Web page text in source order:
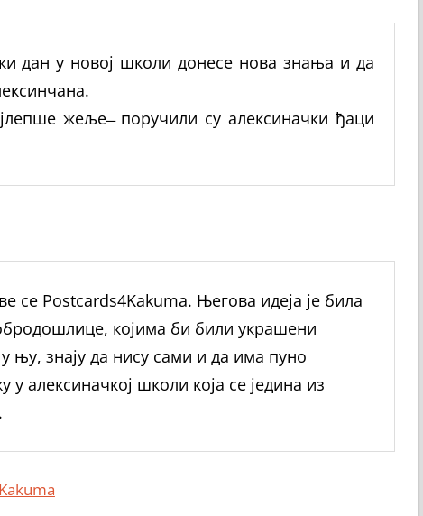
дан у новој школи донесе нова знања и да
жеље ̶ поручили су алексиначки ђаци
се Postcards4Kakuma. Његова идеја је била
којима би били украшени
њу, знају да нису сами и да има пуно
алексиначкој школи која се једина из